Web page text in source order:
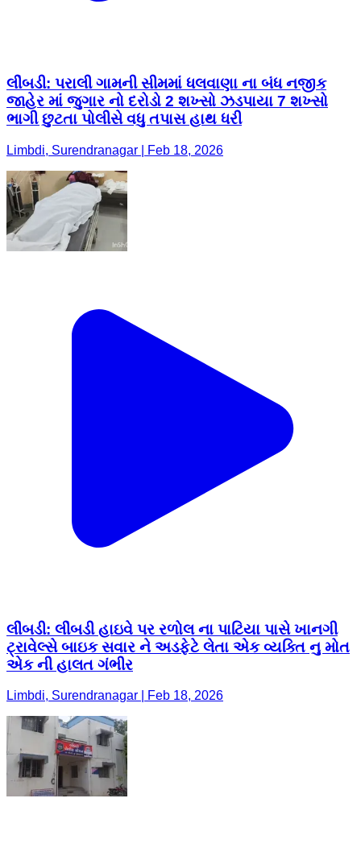
લીંબડી: પરાલી ગામની સીમમાં ધલવાણા ના બંધ નજીક
જાહેર માં જુગાર નો દરોડો 2 શખ્સો ઝડપાયા 7 શખ્સો
ભાગી છુટતા પોલીસે વધુ તપાસ હાથ ધરી
Limbdi, Surendranagar | Feb 18, 2026
લીંબડી: લીંબડી હાઇવે પર રળોલ ના પાટિયા પાસે ખાનગી
ટ્રાવેલ્સે બાઇક સવાર ને અડફેટે લેતા એક વ્યક્તિ નુ મોત
એક ની હાલત ગંભીર
Limbdi, Surendranagar | Feb 18, 2026